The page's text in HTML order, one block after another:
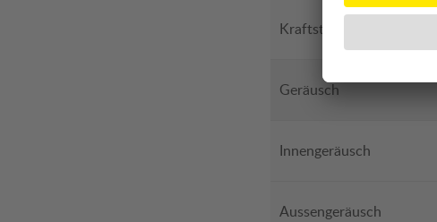
Kraftstoffverbrauch
Geräusch
Innengeräusch
Aussengeräusch